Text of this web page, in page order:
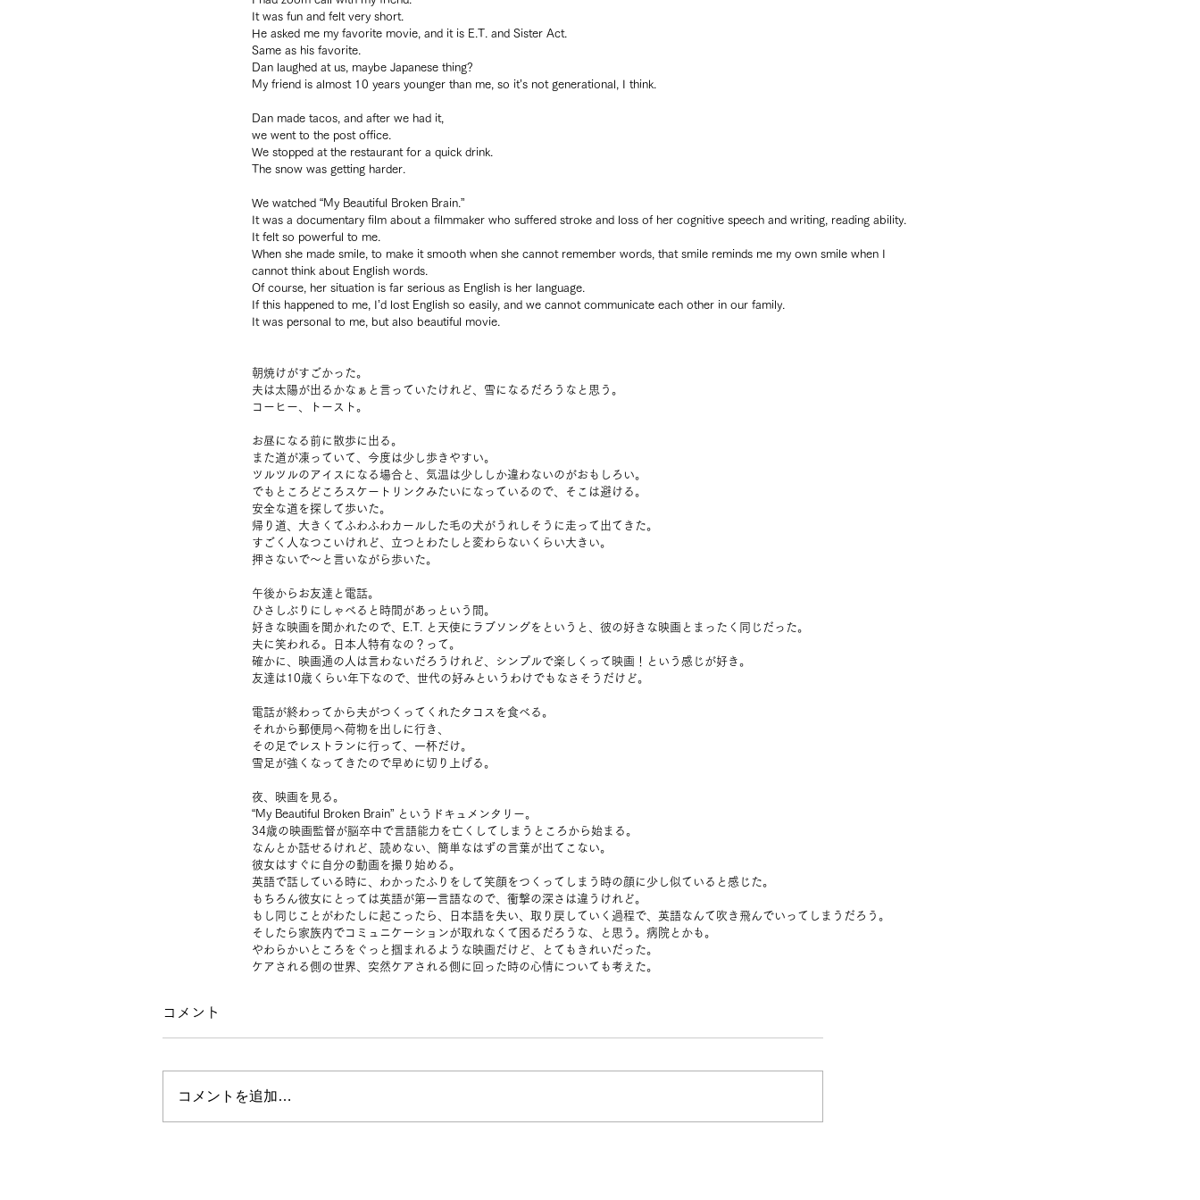
It was fun and felt very short.
He asked me my favorite movie, and it is E.T. and Sister Act.
Same as his favorite.
Dan laughed at us, maybe Japanese thing?
My friend is almost 10 years younger than me, so it’s not generational, I think.
Dan made tacos, and after we had it,
we went to the post office.
We stopped at the restaurant for a quick drink.
The snow was getting harder.
We watched “My Beautiful Broken Brain.”
It was a documentary film about a filmmaker who suffered stroke and loss of her cognitive speech and writing, reading ability.
It felt so powerful to me.
When she made smile, to make it smooth when she cannot remember words, that smile reminds me my own smile when I
cannot think about English words.
Of course, her situation is far serious as English is her language.
If this happened to me, I’d lost English so easily, and we cannot communicate each other in our family.
It was personal to me, but also beautiful movie.
朝焼けがすごかった。
夫は太陽が出るかなぁと言っていたけれど、雪になるだろうなと思う。
コーヒー、トースト。
お昼になる前に散歩に出る。
また道が凍っていて、今度は少し歩きやすい。
ツルツルのアイスになる場合と、気温は少ししか違わないのがおもしろい。
でもところどころスケートリンクみたいになっているので、そこは避ける。
安全な道を探して歩いた。
帰り道、大きくてふわふわカールした毛の犬がうれしそうに走って出てきた。
すごく人なつこいけれど、立つとわたしと変わらないくらい大きい。
押さないで～と言いながら歩いた。
午後からお友達と電話。
ひさしぶりにしゃべると時間があっという間。
好きな映画を聞かれたので、E.T. と天使にラブソングをというと、彼の好きな映画とまったく同じだった。
夫に笑われる。日本人特有なの？って。
確かに、映画通の人は言わないだろうけれど、シンプルで楽しくって映画！という感じが好き。
友達は10歳くらい年下なので、世代の好みというわけでもなさそうだけど。
電話が終わってから夫がつくってくれたタコスを食べる。
それから郵便局へ荷物を出しに行き、
その足でレストランに行って、一杯だけ。
雪足が強くなってきたので早めに切り上げる。
夜、映画を見る。
“My Beautiful Broken Brain” というドキュメンタリー。
34歳の映画監督が脳卒中で言語能力を亡くしてしまうところから始まる。
なんとか話せるけれど、読めない、簡単なはずの言葉が出てこない。
彼女はすぐに自分の動画を撮り始める。
英語で話している時に、わかったふりをして笑顔をつくってしまう時の顔に少し似ていると感じた。
もちろん彼女にとっては英語が第一言語なので、衝撃の深さは違うけれど。
もし同じことがわたしに起こったら、日本語を失い、取り戻していく過程で、英語なんて吹き飛んでいってしまうだろう。
そしたら家族内でコミュニケーションが取れなくて困るだろうな、と思う。病院とかも。
やわらかいところをぐっと掴まれるような映画だけど、とてもきれいだった。
ケアされる側の世界、突然ケアされる側に回った時の心情についても考えた。
コメント
コメントを追加…